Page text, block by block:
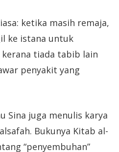
ketika masih remaja,
ke istana untuk
tiada tabib lain
penyakit yang
Sina juga menulis karya
Bukunya Kitab al-
“penyembuhan”